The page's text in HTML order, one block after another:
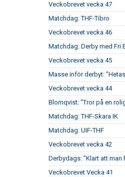
Veckobrevet vecka 47
Matchdag: THF-Tibro
Veckobrevet vecka 46
Matchdag: Derby med Fri
Veckobrevet vecka 45
Masse inför derbyt:
Veckobrevet vecka 44
Blomqvist: "Tror på en
Matchdag: THF-Skara IK
Matchdag: UIF-THF
Veckobrevet vecka 42
Derbydags: ”Klart att man
Veckobrevet Vecka 41